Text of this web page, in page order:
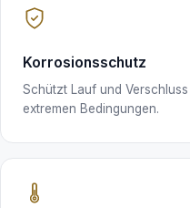
Korrosionsschutz
Schützt Lauf und
extremen Bedingungen.